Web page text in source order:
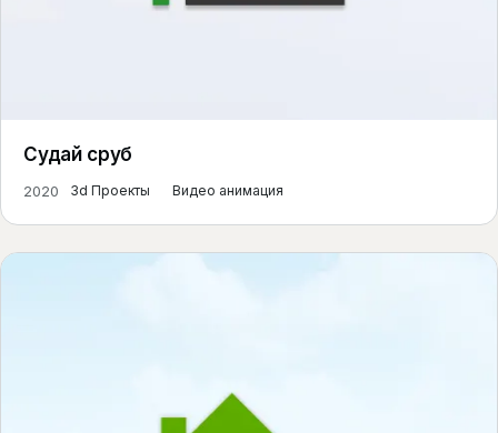
Судай сруб
2020 3d Проекты Видео анимация